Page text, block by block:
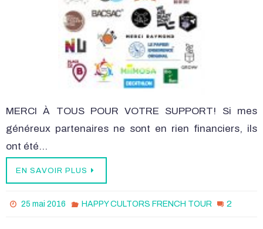
MERCI À TOUS POUR VOTRE SUPPORT! Si mes
généreux partenaires ne sont en rien financiers, ils
ont été…
EN SAVOIR PLUS
25 mai 2016 HAPPY CULTORS FRENCH TOUR 2